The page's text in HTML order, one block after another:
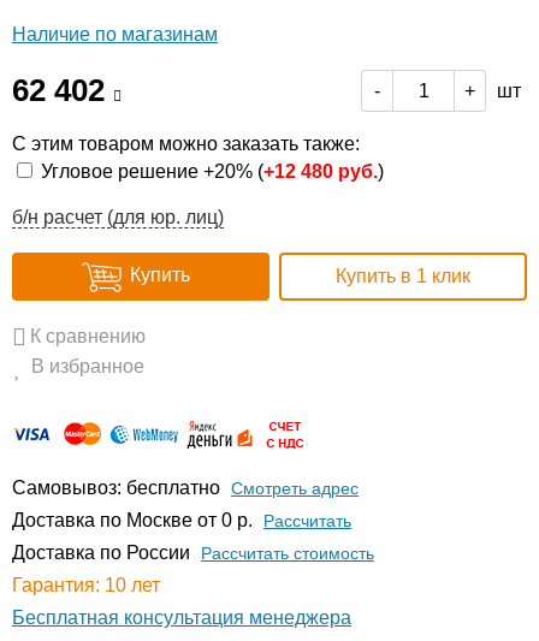
Наличие по магазинам
62 402 - + шт
С этим товаром можно заказать также:
Угловое решение +20% (+12 480 руб.)
б/н расчет (для юр. лиц)
Купить Купить в 1 клик
К сравнению
В избранное
Самовывоз: бесплатно Смотреть адрес
Доставка по Москве от 0 р. Расcчитать
Доставка по России Рассчитать стоимость
Гарантия: 10 лет
Бесплатная консультация менеджера